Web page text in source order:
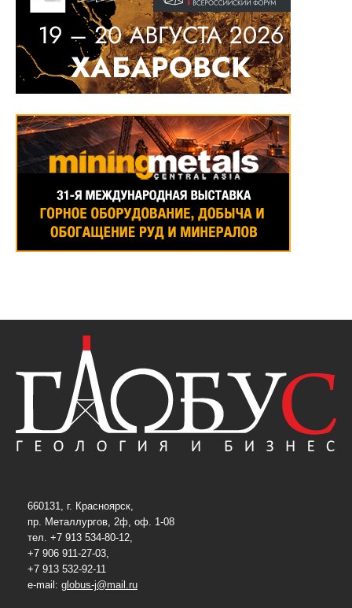
660131, г. Красноярск,
пр. Металлургов, 2ф, оф. 1-08
тел. +7 913 534-80-12,
+7 906 911-27-03,
+7 913 532-92-11
e-mail: globus-j@mail.ru